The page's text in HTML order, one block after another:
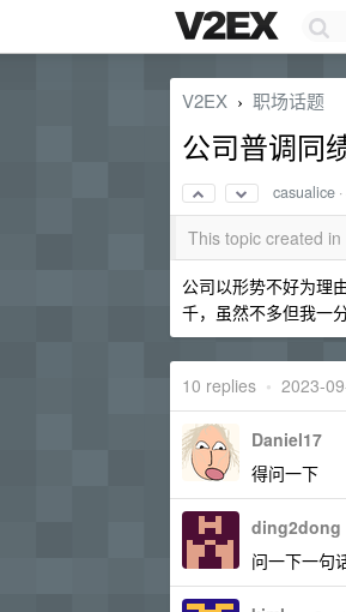
V2EX › 职场话题
公司普调同
casualice ·
This topic created
公司以形势不好为理
千，虽然不多但我一
10 replies • 2023-
Daniel17
得问一下
ding2dong
问一下一句